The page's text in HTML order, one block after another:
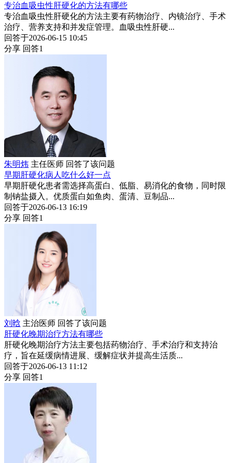
专治血吸虫性肝硬化的方法有哪些
专治血吸虫性肝硬化的方法主要有药物治疗、内镜治疗、手术
治疗、营养支持和并发症管理。血吸虫性肝硬...
回答于2026-06-15 10:45
分享 回答1
朱明炜 主任医师 回答了该问题
早期肝硬化病人吃什么好一点
早期肝硬化患者需选择高蛋白、低脂、易消化的食物，同时限
制钠盐摄入。优质蛋白如鱼肉、蛋清、豆制品...
回答于2026-06-13 16:19
分享 回答1
刘晗 主治医师 回答了该问题
肝硬化晚期治疗方法有哪些
肝硬化晚期治疗方法主要包括药物治疗、手术治疗和支持治
疗，旨在延缓病情进展、缓解症状并提高生活质...
回答于2026-06-13 11:12
分享 回答1